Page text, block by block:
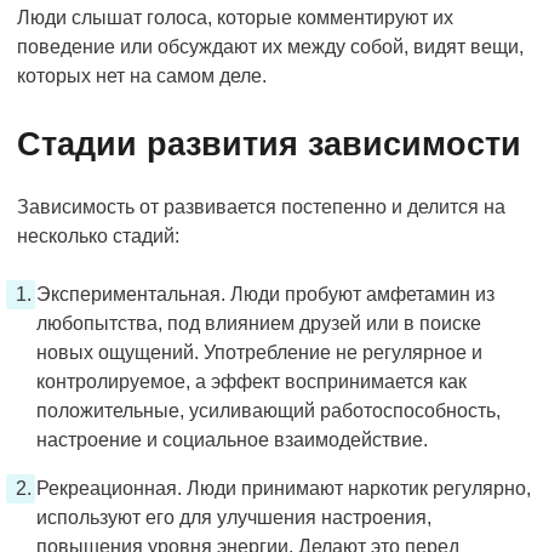
Люди слышат голоса, которые комментируют их
поведение или обсуждают их между собой, видят вещи,
которых нет на самом деле.
Стадии развития зависимости
Зависимость от развивается постепенно и делится на
несколько стадий:
Экспериментальная. Люди пробуют амфетамин из
любопытства, под влиянием друзей или в поиске
новых ощущений. Употребление не регулярное и
контролируемое, а эффект воспринимается как
положительные, усиливающий работоспособность,
настроение и социальное взаимодействие.
Рекреационная. Люди принимают наркотик регулярно,
используют его для улучшения настроения,
повышения уровня энергии. Делают это перед